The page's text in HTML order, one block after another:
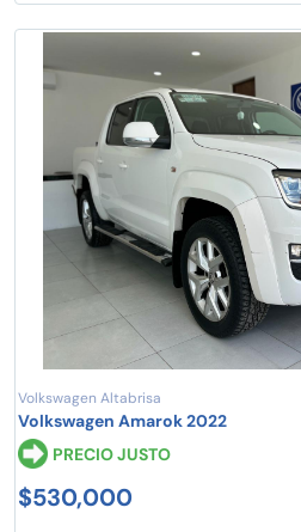
Volkswagen Altabrisa
Volkswagen Amarok 2022
PRECIO JUSTO
$530,000